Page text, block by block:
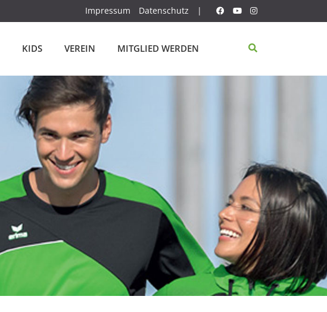
Impressum Datenschutz |
KIDS VEREIN MITGLIED WERDEN